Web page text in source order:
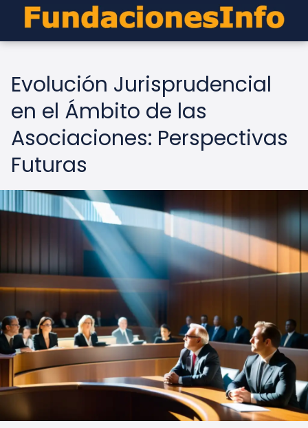
Evolución Jurisprudencial
en el Ámbito de las
Asociaciones: Perspectivas
Futuras